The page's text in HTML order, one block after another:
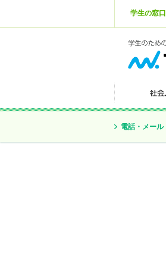
学生の窓口
電話・メール